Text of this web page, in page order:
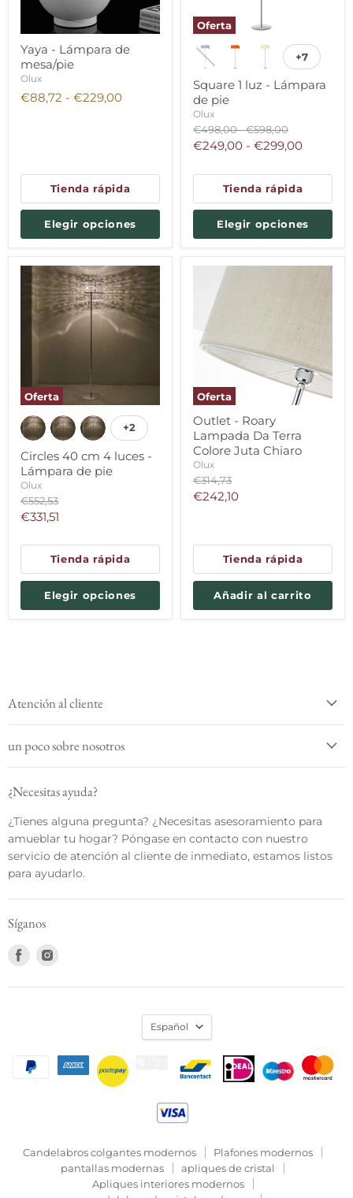
Yaya - Lámpara de
mesa/pie
Olux
€88,72 - €229,00
Tienda rápida
Elegir opciones
Oferta
+7
Square 1 luz - Lámpara
de pie
Olux
Precio
original
€498,00-Precio
original
€598,00
€249,00 - €299,00
Tienda rápida
Elegir opciones
Oferta
+2
Circles 40 cm 4 luces -
Lámpara de pie
Olux
Precio
original
€552,53
Precio
€331,51
Tienda rápida
Elegir opciones
Oferta
Outlet - Roary
Lampada Da Terra
Colore Juta Chiaro
Olux
Precio
original
€314,73
Precio
€242,10
Tienda rápida
Añadir al carrito
Atención al cliente
un poco sobre nosotros
¿Necesitas ayuda?
¿Tienes alguna pregunta? ¿Necesitas asesoramiento para
amueblar tu hogar? Póngase en contacto con nuestro
servicio de atención al cliente de inmediato, estamos listos
para ayudarlo.
Síganos
Encuéntrenos
Candelabros colgantes modernos
Plafones modernos
pantallas modernas
apliques de cristal
Apliques interiores modernos
Español